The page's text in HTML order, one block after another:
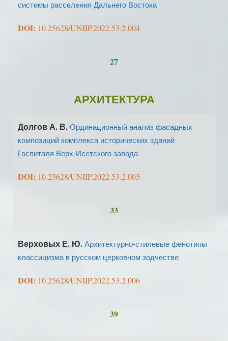
системы расселения Дальнего Востока
DOI: 10.25628/UNIIP.2022.53.2.004
27
АРХИТЕКТУРА
Долгов А. В. Ординационный анализ фасадных
композиций комплекса исторических зданий
Госпиталя Верх-Исетского завода
DOI: 10.25628/UNIIP.2022.53.2.005
33
Верховых Е. Ю. Архитектурно-стилевые фенотипы
классицизма в русском церковном зодчестве
DOI: 10.25628/UNIIP.2022.53.2.006
39